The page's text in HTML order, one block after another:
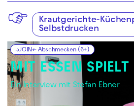
Krautgerichte-
Selbstdrucken
→JOIN← Abschmecken (6+)
MIT ESSEN
Ein Interview mit Stefan Ebner